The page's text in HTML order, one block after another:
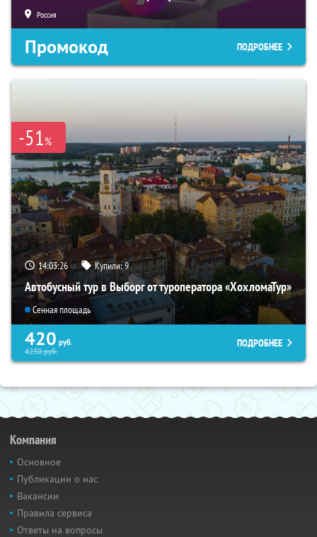
Россия
Промокод ПОДРОБНЕЕ
-51%
14:03:25 Купили:9
Автобусный тур в Выборг от туроператора «ХохломаТур»
Сенная площадь
420 руб.
4230руб.
ПОДРОБНЕЕ
Компания
Основное
Публикации о нас
Вакансии
Правила сервиса
Ответы на вопросы